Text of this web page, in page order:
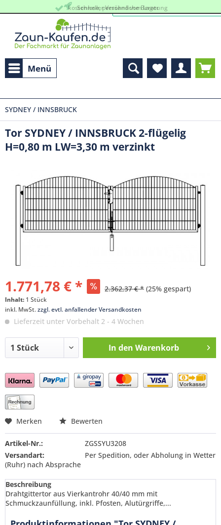
Schneller Versand vom Lager
kostenlose, persöhnliche Beratung
Menü
SYDNEY / INNSBRUCK
Tor SYDNEY / INNSBRUCK 2-flügelig
H=0,80 m LW=3,30 m verzinkt
1.771,78 € * 2.362,37 € * (25% gespart)
Inhalt: 1 Stück
inkl. MwSt.zzgl. evtl. anfallender Versandkosten
Lieferzeit unter Vorbehalt 2 - 4 Wochen
In den Warenkorb
Preis anfragen
Merken Bewerten
Artikel-Nr.:
ZGSSYU3208
Versandart:
Per Spedition, oder Abholung in Wetter
(Ruhr) nach Absprache
Beschreibung
Drahtgittertor aus Vierkantrohr 40/40 mm mit
Schmuckzaunfüllung, inkl. Pfosten, Alutürgriffe,...